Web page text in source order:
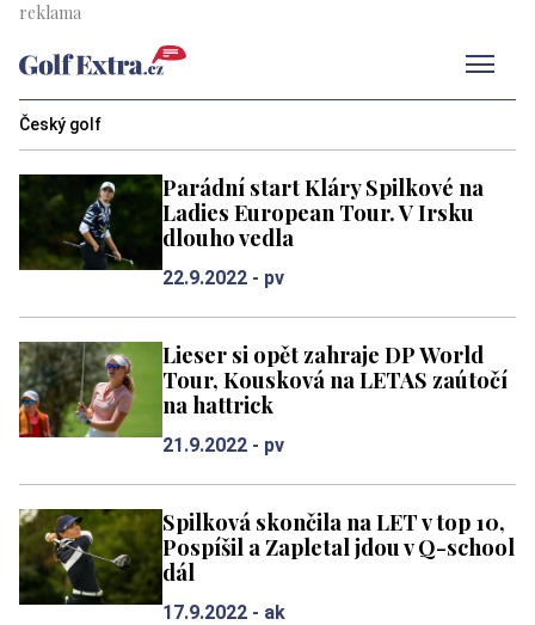
Český golf
Parádní start Kláry Spilkové na
Ladies European Tour. V Irsku
dlouho vedla
22.9.2022 - pv
Lieser si opět zahraje DP World
Tour, Kousková na LETAS zaútočí
na hattrick
21.9.2022 - pv
Spilková skončila na LET v top 10,
Pospíšil a Zapletal jdou v Q-school
dál
17.9.2022 - ak